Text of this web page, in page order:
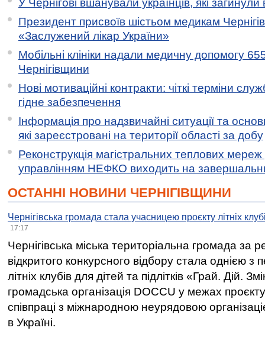
У Чернігові вшанували українців, які загинули
Президент присвоїв шістьом медикам
«Заслужений лікар України»
Мобільні клініки надали медичну допомогу
Чернігівщини
Нові мотиваційні контракти: чіткі терміни
гідне забезпечення
Інформація про надзвичайні ситуації та
які зареєстровані на території області за добу
Реконструкція магістральних теплових мереж
управлінням НЕФКО виходить на
ОСТАННІ НОВИНИ ЧЕРНІГІВЩИНИ
Чернігівська громада стала учасницею проєкту літніх
17:17
Чернігівська міська територіальна громада за
відкритого конкурсного відбору стала однією
літніх клубів для дітей та підлітків «Грай. Дій.
громадська організація DOCCU у межах
співпраці з міжнародною неурядовою
в Україні.